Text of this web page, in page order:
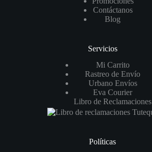
Contáctanos
Blog
Servicios
Mi Carrito
Rastreo de Envío
Urbano Envíos
Eva Courier
Libro de Reclamaciones
Políticas